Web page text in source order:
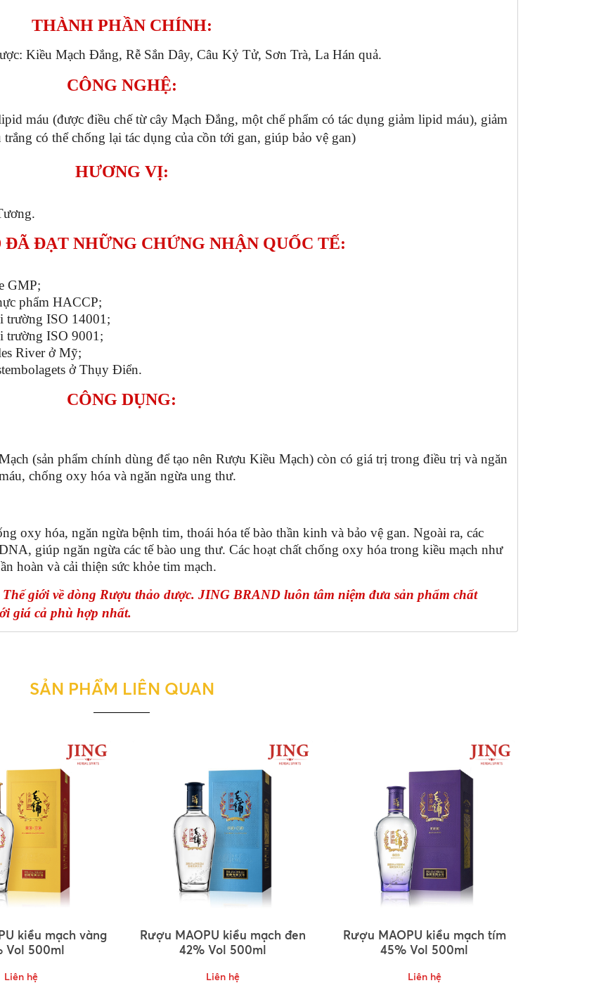
THÀNH PHẦN CHÍNH:
Kiều Mạch Đắng, Rễ Sắn Dây, Câu Kỷ Tử, Sơn Trà, La Hán quả.
CÔNG NGHỆ:
máu (được điều chế từ cây Mạch Đắng, một chế phẩm có tác dụng giảm lipid máu), giảm
có thể chống lại tác dụng của cồn tới gan, giúp bảo vệ gan)
HƯƠNG VỊ:
ĐÃ ĐẠT NHỮNG CHỨNG NHẬN QUỐC TẾ:
GMP;
phẩm HACCP;
trường ISO 14001;
trường ISO 9001;
River ở Mỹ;
ở Thụy Điển.
CÔNG DỤNG:
(sản phẩm chính dùng để tạo nên Rượu Kiều Mạch) còn có giá trị trong điều trị và ngăn
chống oxy hóa và ngăn ngừa ung thư.
oxy hóa, ngăn ngừa bệnh tim, thoái hóa tế bào thần kinh và bảo vệ gan. Ngoài ra, các
giúp ngăn ngừa các tế bào ung thư. Các hoạt chất chống oxy hóa trong kiều mạch như
hoàn và cải thiện sức khỏe tim mạch.
giới về dòng Rượu thảo dược. JING BRAND luôn tâm niệm đưa sản phẩm chất
giá cả phù hợp nhất.
SẢN PHẨM LIÊN QUAN
kiều mạch vàng
Vol 500ml
Liên hệ
Rượu MAOPU kiều mạch đen
42% Vol 500ml
Liên hệ
Rượu MAOPU kiều mạch tím
45% Vol 500ml
Liên hệ